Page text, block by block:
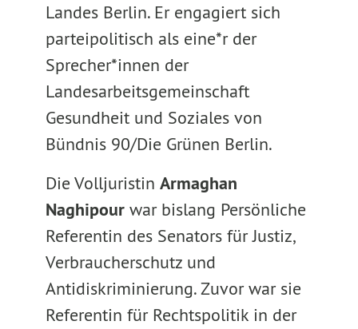
Landes Berlin. Er engagiert sich
parteipolitisch als eine*r der
Sprecher*innen der
Landesarbeitsgemeinschaft
Gesundheit und Soziales von
Bündnis 90/Die Grünen Berlin.
Die Volljuristin Armaghan
Naghipourwar bislang Persönliche
Referentin des Senators für Justiz,
Verbraucherschutz und
Antidiskriminierung. Zuvor war sie
Referentin für Rechtspolitik in der